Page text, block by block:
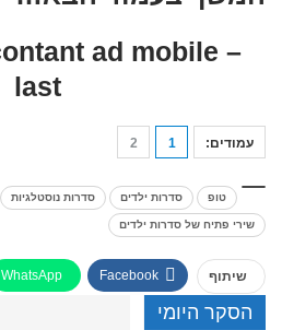
עמודים: 1
2
טופ סדרות ילדים סדרות נוסטלגיות
שירי פתיח של סדרות ילדים
שיתוף Facebook
WhatsApp
הסקר היומי